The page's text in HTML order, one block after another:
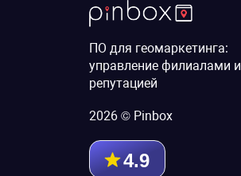
ПО для геомаркетинга:
управление филиалами и
репутацией
2026 © Pinbox
4.9